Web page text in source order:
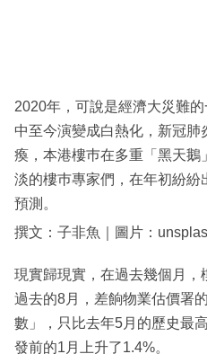
區
2020年，可說是經濟大災難
中至今演變成白熱化，新冠
瘓，本港樓巿在多重「黑天
淡的樓巿專家們，在年初紛
預測。
撰文：子非魚｜圖片：
現實歸現實，在過去幾個月，
過去的8月，差餉物業估價署
數」，只比去年5月的歷史最
發前的1月上升了1.4%。